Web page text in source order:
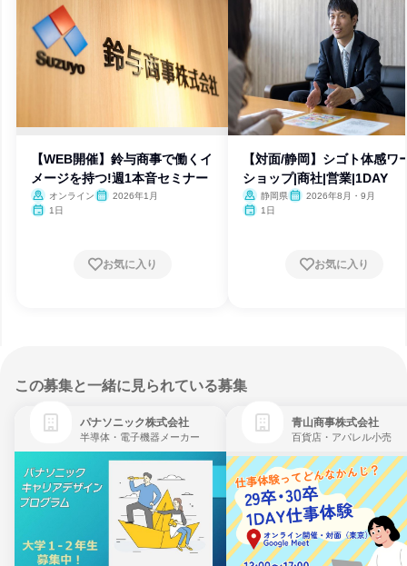
【WEB開催】鈴与商事で働くイ
メージを持つ!週1本音セミナー
オンライン
2026年1月
1日
お気に入り
【対面/静岡】シゴト体感ワ
ショップ|商社|営業|1DAY
静岡県
2026年8月・9月
1日
お気に入り
この募集と一緒に見られている募集
パナソニック株式会社
半導体・電子機器メーカー
青山商事株式会社
百貨店・アパレル小売